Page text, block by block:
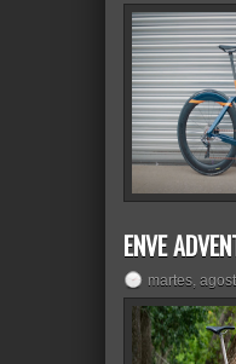
ENVE
martes,